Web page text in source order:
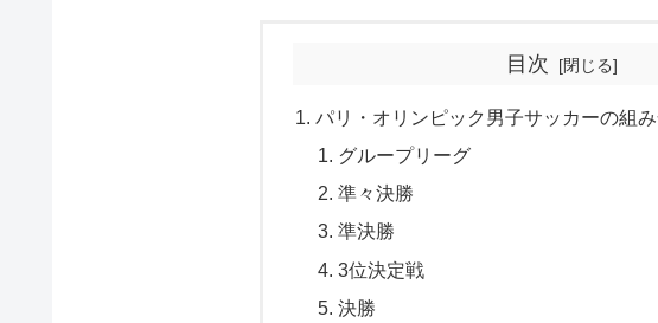
目次
パリ・オリンピック男子サッカーの組
グループリーグ
準々決勝
準決勝
3位決定戦
決勝